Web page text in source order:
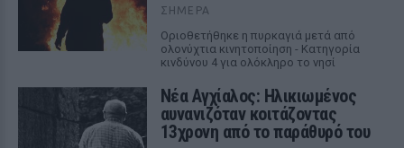
ΣΉΜΕΡΑ
Οριοθετήθηκε η πυρκαγιά μετά από
ολονύχτια κινητοποίηση - Κατηγορία
κινδύνου 4 για ολόκληρο το νησί
Νέα Αγχίαλος: Ηλικιωμένος
αυνανιζόταν κοιτάζοντας
13χρονη από το παράθυρό του